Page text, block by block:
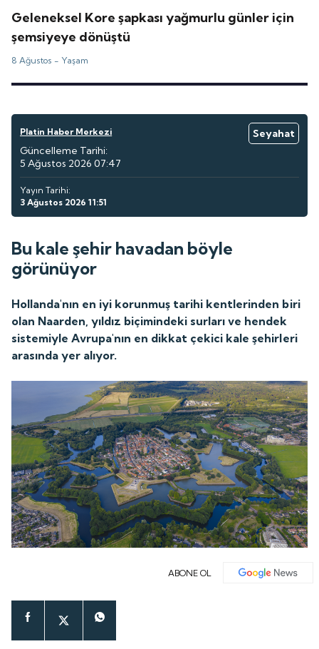
Geleneksel Kore şapkası yağmurlu günler için
şemsiyeye dönüştü
8 Ağustos - Yaşam
Platin Haber Merkezi
Seyahat
Güncelleme Tarihi:
5 Ağustos 2026 07:47
Yayın Tarihi:
3 Ağustos 2026 11:51
Bu kale şehir havadan böyle
görünüyor
Hollanda'nın en iyi korunmuş tarihi kentlerinden biri
olan Naarden, yıldız biçimindeki surları ve hendek
sistemiyle Avrupa'nın en dikkat çekici kale şehirleri
arasında yer alıyor.
ABONE OL